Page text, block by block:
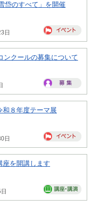
岱のすべて」を開催
日
ンクールの募集について
和８年度テーマ展
日
座を開講します